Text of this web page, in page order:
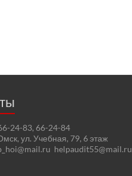
24-83, 66-24-84
ул. Учебная, 79, 6 этаж
helpaudit55@mail.ru